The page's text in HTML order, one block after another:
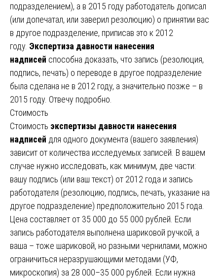
подразделением), а в 2015 году работодатель дописал
(или допечатал, или заверил резолюцию) о принятии вас
в другое подразделение, приписав это к 2012
году. Экспертиза давности нанесения
надписей способна доказать, что запись (резолюция,
подпись, печать) о переводе в другое подразделение
была сделана не в 2012 году, а значительно позже – в
2015 году. Отвечу подробно.
Стоимость
Стоимость экспертизы давности нанесения
надписей для одного документа (вашего заявления)
зависит от количества исследуемых записей. В вашем
случае нужно исследовать, как минимум, две части:
вашу подпись (или ваш текст) от 2012 года и запись
работодателя (резолюцию, подпись, печать, указание на
другое подразделение) предположительно 2015 года.
Цена составляет от 35 000 до 55 000 рублей. Если
запись работодателя выполнена шариковой ручкой, а
ваша – тоже шариковой, но разными чернилами, можно
ограничиться неразрушающими методами (УФ,
микроскопия) за 28 000–35 000 рублей. Если нужна